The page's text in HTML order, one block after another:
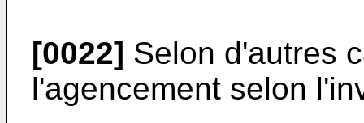
[0022] Selon d'autres
l'agencement selon